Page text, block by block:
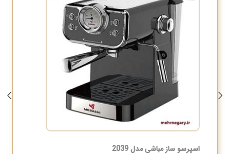
اسپرسو ساز مباشی مدل 2039